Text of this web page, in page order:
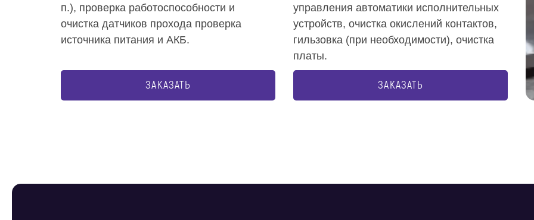
п.), проверка работоспособности и
очистка датчиков прохода проверка
источника питания и АКБ.
ЗАКАЗАТЬ
управления автоматики исполнительных
устройств, очистка окислений контактов,
гильзовка (при необходимости), очистка
платы.
ЗАКАЗАТЬ